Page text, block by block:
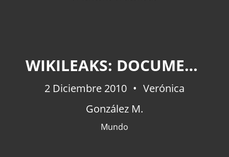
WIKILEAKS: DOCUMENTOS "TOP SECRET" DEL ESPIONAJE AMERICANO AL DESNUDO
2 Diciembre 2010
Verónica
González M.
Mundo
Actualidad (227)
Barcelona(47)
Europa(47)
Venezuela(43)